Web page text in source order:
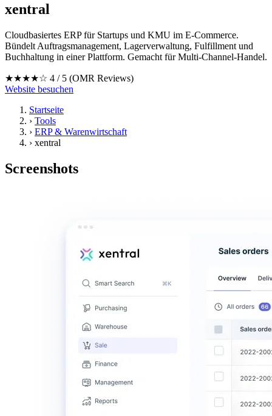
xentral
Cloudbasiertes ERP für Startups und KMU im E-Commerce.
Bündelt Auftragsmanagement, Lagerverwaltung, Fulfillment und
Buchhaltung in einer Plattform. Gemacht für Multi-Channel-Handel.
★★★★☆ 4 / 5 (OMR Reviews)
Website besuchen
Startseite
› Tools
› ERP & Warenwirtschaft
› xentral
Screenshots